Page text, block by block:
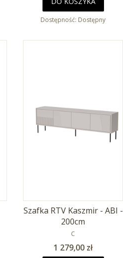
Dostępność: Dostępny
Szafka RTV Kaszmir - ABI -
200cm
PRODUCENT
C
Cena
1 279,00 zł